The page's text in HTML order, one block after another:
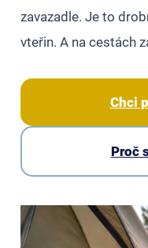
zavazadle. Je to
vteřin. A na cestách
Chci
Proč